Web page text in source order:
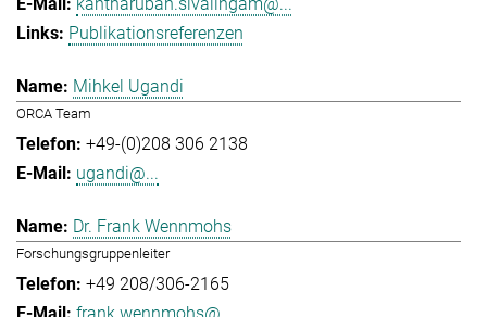
Publikationsreferenzen
Mihkel Ugandi
ORCA Team
+49-(0)208 306 2138
ugandi@...
Dr. Frank Wennmohs
Forschungsgruppenleiter
+49 208/306-2165